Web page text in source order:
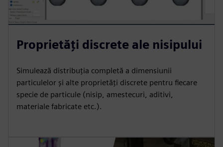
Proprietăți discrete ale nisipului
Simulează distribuția completă a dimensiunii
particulelor și alte proprietăți discrete pentru fiecare
specie de particule (nisip, amestecuri, aditivi,
materiale fabricate etc.).